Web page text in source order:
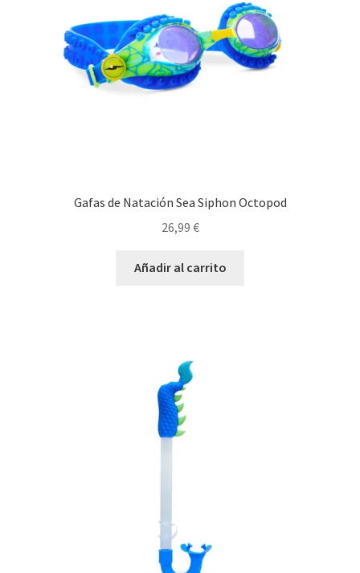
Gafas de Natación Sea Siphon Octopod
26,99 €
Añadir al carrito